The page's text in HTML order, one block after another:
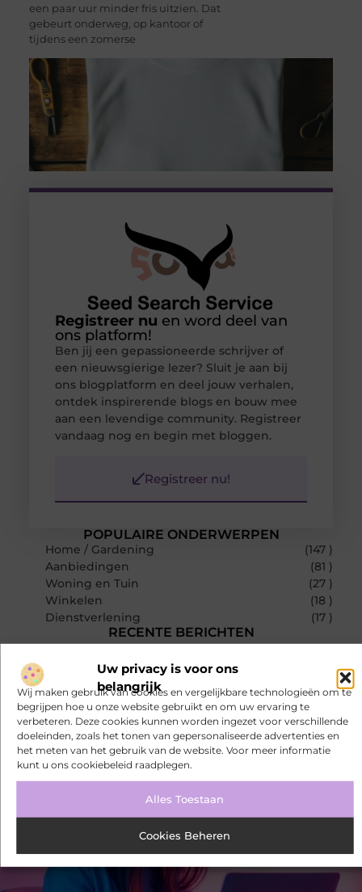
Uw privacy is voor ons
belangrijk
Wij maken gebruik van cookies en vergelijkbare technologieën om te
begrijpen hoe u onze website gebruikt en om uw ervaring te
verbeteren. Deze cookies kunnen worden ingezet voor verschillende
doeleinden, zoals het tonen van gepersonaliseerde advertenties en
het meten van het gebruik van de website. Voor meer informatie
kunt u ons cookiebeleid raadplegen.
Alles Toestaan
Cookies Beheren
een paar uur minder fris uitzien. Dat
gebeurt onderweg, op kantoor of
tijdens een zomerse
POPULAIRE ONDERWERPEN
Home / Gardening
(147 )
Aanbiedingen
(81 )
Woning en Tuin
(27 )
Winkelen
(18 )
Dienstverlening
(17 )
RECENTE BERICHTEN
Bamboe T-shirts voor heren die koel blijven
Bamboe T-shirts voor heren die koel blijven
De kracht van visuele contentmarketing
Slimme energieopslag tegen netcongestie
Creëer een kantoorinrichting die werkt
Registreer nu en word deel van
ons platform!
Ben jij een gepassioneerde schrijver of
een nieuwsgierige lezer? Sluit je aan bij
ons blogplatform en deel jouw verhalen,
ontdek inspirerende blogs en bouw mee
aan een levendige community. Registreer
vandaag nog en begin met bloggen.
Registreer nu!